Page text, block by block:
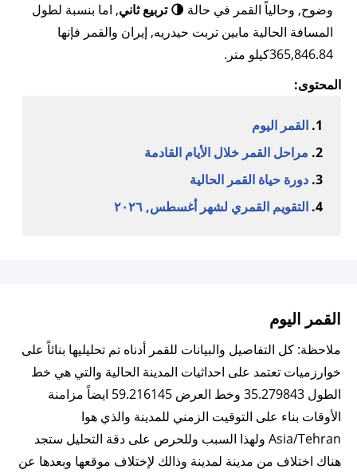
وضوح, وحالياً القمر في حالة 🌗 تربيع ثاني, اما بنسبة لطول
المسافة الحالية مابين تربت حيدريه, إيران والقمر فإنها
365,846.84كيلو متر.
المحتوى:
القمر اليوم
مراحل القمر خلال الأيام القادمة
دورة حياة القمر الحالية
التقويم القمري لشهر أغسطس, ٢٠٢٦
القمر اليوم
ملاحظة: كل التفاصيل والبيانات للقمر أدناه تم تحليليها بنائاً على
خوارزميات تعتمد على احداثيات المدينة الحالية والتي هي خط
الطول 35.279843 وخط العرض 59.216145 ايضاً مزامنة
الأوقات بناء على التوقيت الزمني للمدينة والذي هوا
Asia/Tehran ولهذا السبب وللحرص على دقة التحليل ستجد
هناك اختلاف من مدينة لمدينة وذالك لإختلاف موقعها وبعدها عن